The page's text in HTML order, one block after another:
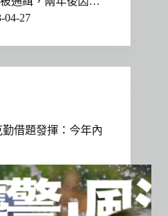
04-27
借題發揮：今年內